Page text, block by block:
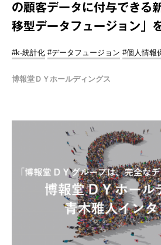
の顧客データに付与できる
移型データフュージョン」
#k-統計化 #データフュージョン #個人情報
博報堂ＤＹホールディングス